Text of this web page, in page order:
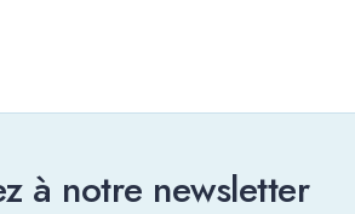
à notre newsletter